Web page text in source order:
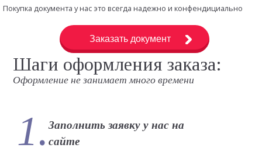
Покупка документа у нас это всегда надежно и конфендициально
Заказать документ
Шаги оформления заказа:
Оформление не занимает много времени
1. Заполнить заявку у нас на
сайте